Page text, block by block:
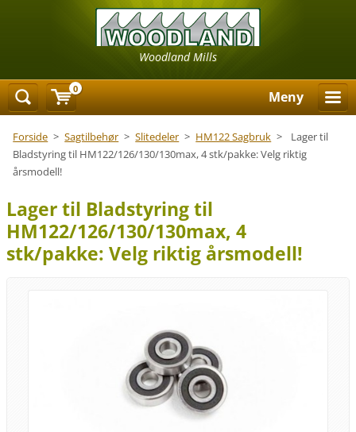
Woodland Mills
Meny
Forside > Sagtilbehør > Slitedeler > HM122 Sagbruk >
Lager til
Bladstyring til HM122/126/130/130max, 4 stk/pakke: Velg riktig
årsmodell!
Lager til Bladstyring til
HM122/126/130/130max, 4
stk/pakke: Velg riktig årsmodell!
0